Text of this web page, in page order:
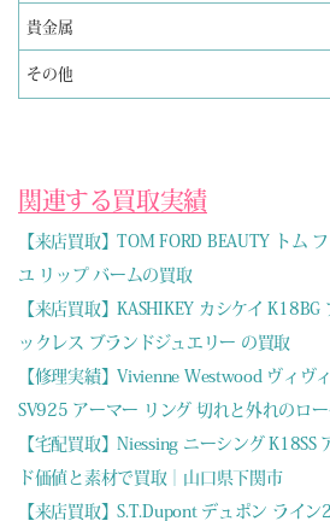
貴金属
その他
関連する買取実績
【来店買取】TOM FORD BEAUTY トム
ユ リップ バームの買取
【来店買取】KASHIKEY カシケイ
ックレス ブランドジュエリー の買取
【修理実績】Vivienne Westwood ヴィヴ
SV925 アーマー リング 切れと外れのロ
【宅配買取】Niessing ニーシング K18SS
ド価値と素材で買取｜山口県下関市
【来店買取】S.T.Dupont デュポン ライ